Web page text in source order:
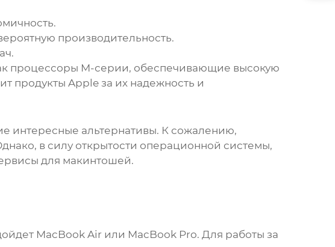
производительность.
процессоры M-серии, обеспечивающие высокую
продукты Apple за их надежность и
интересные альтернативы. К сожалению,
в силу открытости операционной системы,
для макинтошей.
MacBook Air или MacBook Pro. Для работы за